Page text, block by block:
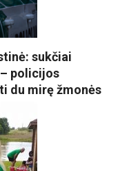
sukčiai
policijos
du mirę žmonės